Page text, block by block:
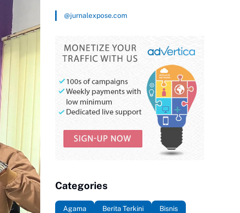
@jurnalexpose.com
Categories
Agama Berita Terkini
Bisnis